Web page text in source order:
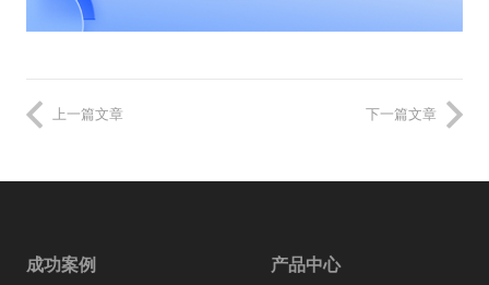
上一篇文章 下一篇文章
成功案例 产品中心